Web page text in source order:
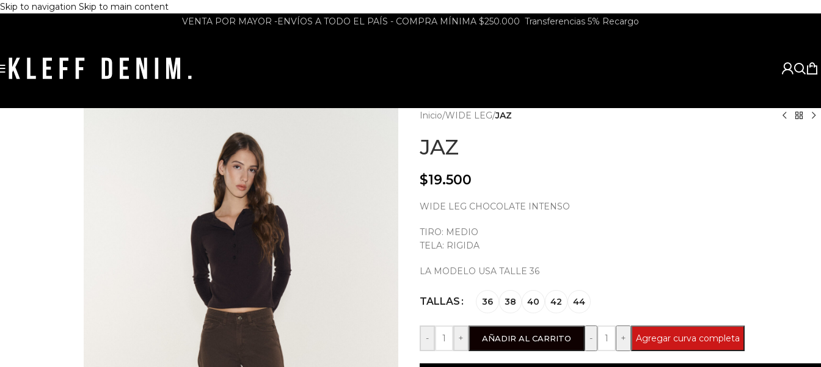
Skip to navigation Skip to main content
VENTA POR MAYOR -ENVÍOS A TODO EL PAÍS - COMPRA MÍNIMA $250.000 Transferencias 5% Recargo
Inicio/WIDE LEG/JAZ
JAZ
$19.500
WIDE LEG CHOCOLATE INTENSO
TIRO: MEDIO
TELA: RIGIDA
LA MODELO USA TALLE 36
TALLAS 36 38 40 42 44
- + AÑADIR AL CARRITO Agregar curva completa